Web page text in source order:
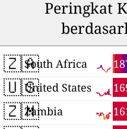
Peringkat
🇿🇦South Africa
🇺🇸United States
🇿🇲Zambia